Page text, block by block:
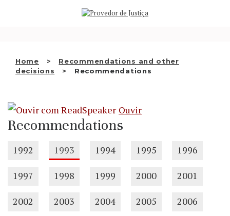
Home
Recommendations and other
decisions
Recommendations
WHO WE ARE
INSTITUTION
EN
Ouvir
Recommendations
1992 1993 1994 1995 1996
1997 1998 1999 2000 2001
2002 2003 2004 2005 2006